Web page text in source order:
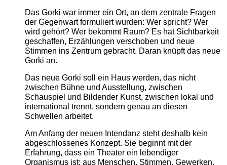
Das Gorki war immer ein Ort, an dem zentrale Fragen
der Gegenwart formuliert wurden: Wer spricht? Wer
wird gehört? Wer bekommt Raum? Es hat Sichtbarkeit
geschaffen, Erzählungen verschoben und neue
Stimmen ins Zentrum gebracht. Daran knüpft das neue
Gorki an.
Das neue Gorki soll ein Haus werden, das nicht
zwischen Bühne und Ausstellung, zwischen
Schauspiel und Bildender Kunst, zwischen lokal und
international trennt, sondern genau an diesen
Schwellen arbeitet.
Am Anfang der neuen Intendanz steht deshalb kein
abgeschlossenes Konzept. Sie beginnt mit der
Erfahrung, dass ein Theater ein lebendiger
Organismus ist: aus Menschen, Stimmen, Gewerken,